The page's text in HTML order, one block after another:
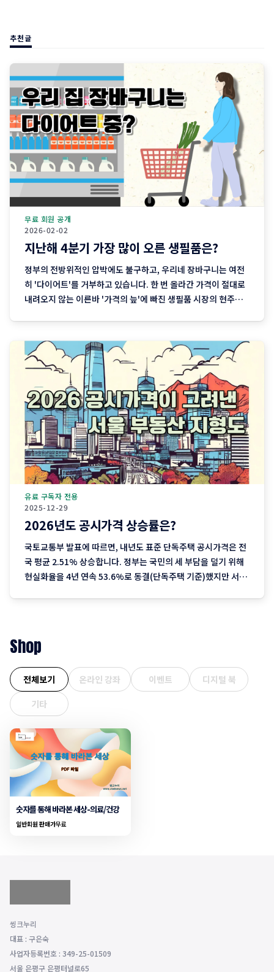
추천글
2026-02-02
무료 회원 공개
지난해 4분기 가장 많이 오른 생필품은?
정부의 전방위적인 압박에도 불구하고, 우리네 장바구니는 여전
히 '다이어트'를 거부하고 있습니다. 한 번 올라간 가격이 절대로
내려오지 않는 이른바 '가격의 늪'에 빠진 생필품 시장의 현주소
와 달걀 한 판을 집어 든 당신, 결제창에
2025-12-29
유료 구독자 전용
2026년도 공시가격 상승률은?
국토교통부 발표에 따르면, 내년도 표준 단독주택 공시가격은 전
국 평균 2.51% 상승합니다. 정부는 국민의 세 부담을 덜기 위해
현실화율을 4년 연속 53.6%로 동결(단독주택 기준)했지만 서울
Shop
전체보기 온라인 강좌 이벤트
디지털 북
기타
숫자를 통해 바라본 세상-의료/건강
일반회원 판매가무료
씽크누리
대표 : 구은숙
사업자등록번호 : 349-25-01509
서울 은평구 은평터널로65